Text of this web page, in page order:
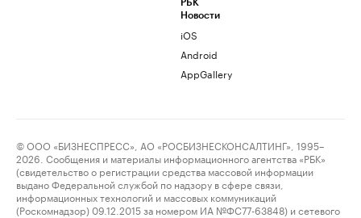
РБК
Новости
iOS
Android
AppGallery
© ООО «БИЗНЕСПРЕСС», АО «РОСБИЗНЕСКОНСАЛТИНГ», 1995–
2026. Сообщения и материалы информационного агентства «РБК»
(свидетельство о регистрации средства массовой информации
выдано Федеральной службой по надзору в сфере связи,
информационных технологий и массовых коммуникаций
(Роскомнадзор) 09.12.2015 за номером ИА №ФС77-63848) и сетевого